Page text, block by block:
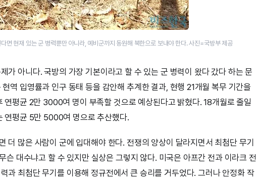
면 현재 있는 군 병력뿐만 아니라, 예비군까지 동원해 북한으로 보내야 한다. 사진=국방부 제공
가 아니다. 국방의 가장 기본이라고 할 수 있는 군 병력이 왔다 갔다 하는 문
역 입영률과 인구 동태 등을 감안해 추계한 결과, 현행 21개월 복무 기간을
평균 2만 3000여 명이 부족할 것으로 예상된다고 밝혔다. 18개월로 줄일
연평균 5만 5000여 명으로 추산했다.
더 많은 사람이 군에 입대해야 한다. 전쟁의 양상이 달라지면서 최첨단 무기
슨 대수냐고 할 수 있지만 실상은 그렇지 않다. 미국은 아프간 전과 이라크 전
과 최첨단 무기를 이용해 정규전에서 큰 승리를 거두었다. 그러나 안정화 작